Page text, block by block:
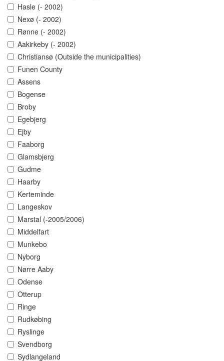
Hasle (- 2002)
Nexø (- 2002)
Rønne (- 2002)
Aakirkeby (- 2002)
Christiansø (Outside the municipalities)
Funen County
Assens
Bogense
Broby
Egebjerg
Ejby
Faaborg
Glamsbjerg
Gudme
Haarby
Kerteminde
Langeskov
Marstal (-2005/2006)
Middelfart
Munkebo
Nyborg
Nørre Aaby
Odense
Otterup
Ringe
Rudkøbing
Ryslinge
Svendborg
Sydlangeland